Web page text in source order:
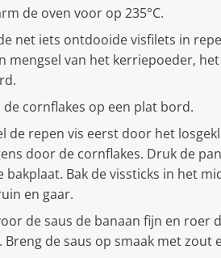
de oven voor op 235°C.
net iets ontdooide visfilets in
mengsel van het kerriepoeder,
de cornflakes op een plat bord.
de repen vis eerst door het
door de cornflakes. Druk de
bakplaat. Bak de vissticks in het
en gaar.
de saus de banaan fijn en
Breng de saus op smaak met zout